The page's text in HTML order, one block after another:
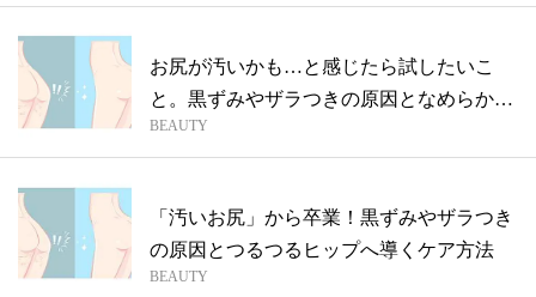
お尻が汚いかも…と感じたら試したいこ
と。黒ずみやザラつきの原因となめらか美
ヒップ...
BEAUTY
「汚いお尻」から卒業！黒ずみやザラつき
の原因とつるつるヒップへ導くケア方法
BEAUTY